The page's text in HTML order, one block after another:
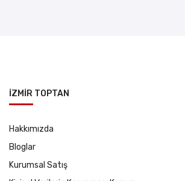
İZMİR TOPTAN
Hakkımızda
Bloglar
Kurumsal Satış